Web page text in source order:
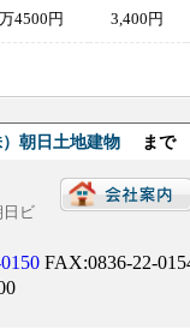
4500円 3,400円
）朝日土地建物 まで
ビ
FAX:0836-22-